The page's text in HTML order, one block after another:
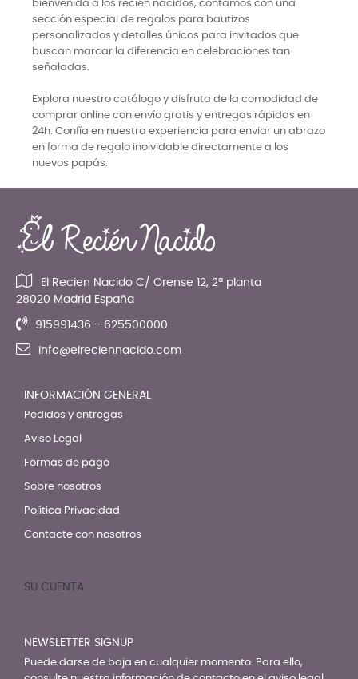
bienvenida a los recién nacidos, contamos con una
sección especial de regalos para bautizos
personalizados y detalles únicos para invitados que
buscan marcar la diferencia en celebraciones tan
señaladas.
Explora nuestro catálogo y disfruta de la comodidad de
comprar online con envío gratis y entregas rápidas en
24h. Confía en nuestra experiencia para enviar un abrazo
en forma de regalo inolvidable directamente a los
nuevos papás.
El Recien Nacido C/ Orense 12, 2ª planta
28020 Madrid España
915991436 - 625500000
info@elreciennacido.com
INFORMACIÓN GENERAL
Pedidos y entregas
Aviso Legal
Formas de pago
Sobre nosotros
Política Privacidad
Contacte con nosotros
SU CUENTA
NEWSLETTER SIGNUP
Puede darse de baja en cualquier momento. Para ello,